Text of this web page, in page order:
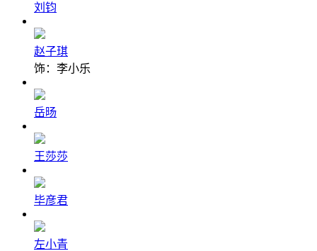
刘钧
赵子琪
饰：李小乐
岳旸
王莎莎
毕彦君
左小青